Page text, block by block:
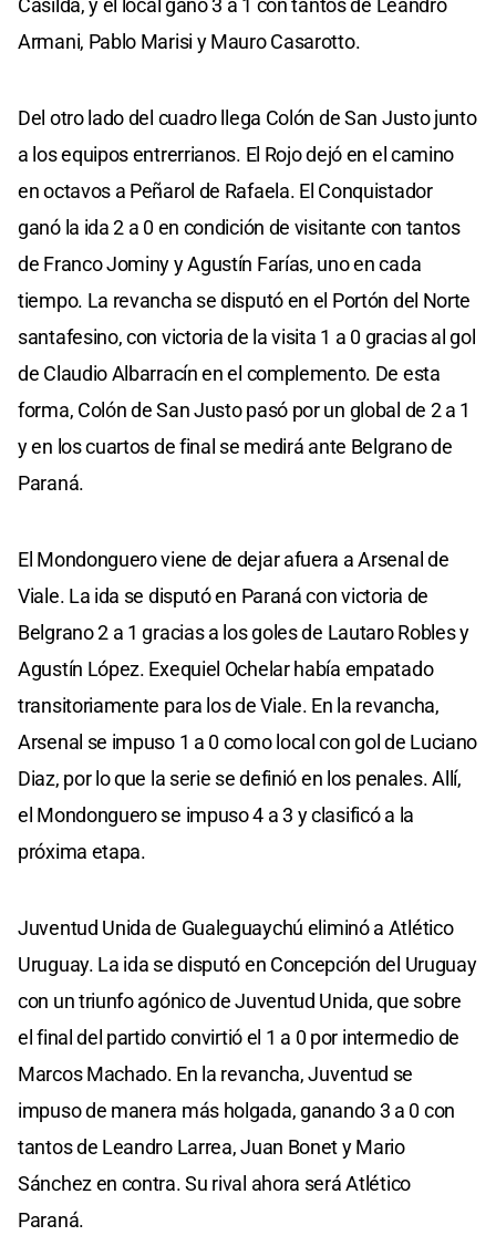
Casilda, y el local ganó 3 a 1 con tantos de Leandro
Armani, Pablo Marisi y Mauro Casarotto.
Del otro lado del cuadro llega Colón de San Justo junto
a los equipos entrerrianos. El Rojo dejó en el camino
en octavos a Peñarol de Rafaela. El Conquistador
ganó la ida 2 a 0 en condición de visitante con tantos
de Franco Jominy y Agustín Farías, uno en cada
tiempo. La revancha se disputó en el Portón del Norte
santafesino, con victoria de la visita 1 a 0 gracias al gol
de Claudio Albarracín en el complemento. De esta
forma, Colón de San Justo pasó por un global de 2 a 1
y en los cuartos de final se medirá ante Belgrano de
Paraná.
El Mondonguero viene de dejar afuera a Arsenal de
Viale. La ida se disputó en Paraná con victoria de
Belgrano 2 a 1 gracias a los goles de Lautaro Robles y
Agustín López. Exequiel Ochelar había empatado
transitoriamente para los de Viale. En la revancha,
Arsenal se impuso 1 a 0 como local con gol de Luciano
Diaz, por lo que la serie se definió en los penales. Allí,
el Mondonguero se impuso 4 a 3 y clasificó a la
próxima etapa.
Juventud Unida de Gualeguaychú eliminó a Atlético
Uruguay. La ida se disputó en Concepción del Uruguay
con un triunfo agónico de Juventud Unida, que sobre
el final del partido convirtió el 1 a 0 por intermedio de
Marcos Machado. En la revancha, Juventud se
impuso de manera más holgada, ganando 3 a 0 con
tantos de Leandro Larrea, Juan Bonet y Mario
Sánchez en contra. Su rival ahora será Atlético
Paraná.